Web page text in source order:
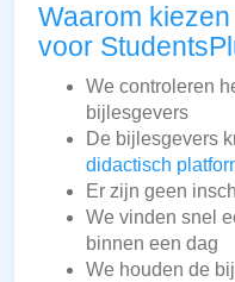
Waarom
voor
We controleren
bijlesgevers
De bijlesgevers
didactisch
Er zijn geen
We vinden snel
binnen een dag
We houden de